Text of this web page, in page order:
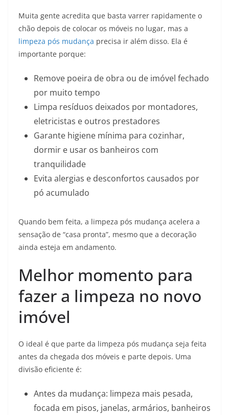
Muita gente acredita que basta varrer rapidamente o
chão depois de colocar os móveis no lugar, mas a
limpeza pós mudança precisa ir além disso. Ela é
importante porque:
Remove poeira de obra ou de imóvel fechado
por muito tempo
Limpa resíduos deixados por montadores,
eletricistas e outros prestadores
Garante higiene mínima para cozinhar,
dormir e usar os banheiros com
tranquilidade
Evita alergias e desconfortos causados por
pó acumulado
Quando bem feita, a limpeza pós mudança acelera a
sensação de “casa pronta”, mesmo que a decoração
ainda esteja em andamento.
Melhor momento para
fazer a limpeza no novo
imóvel
O ideal é que parte da limpeza pós mudança seja feita
antes da chegada dos móveis e parte depois. Uma
divisão eficiente é:
Antes da mudança: limpeza mais pesada,
focada em pisos, janelas, armários, banheiros